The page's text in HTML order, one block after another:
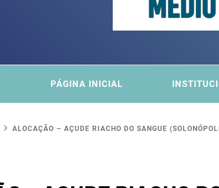
PÁGINA INICIAL
ALOCAÇÃO – AÇUDE RIACHO DO SANGUE